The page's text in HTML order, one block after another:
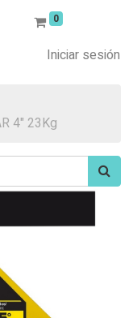
0
Iniciar sesión
4" 23Kg